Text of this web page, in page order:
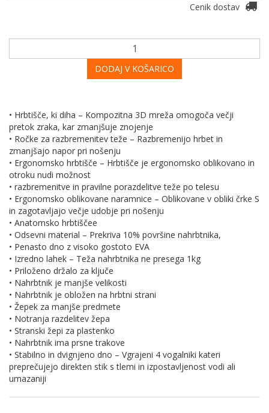
Cenik dostav
DODAJ V KOŠARICO
• Hrbtišče, ki diha – Kompozitna 3D mreža omogoča večji
pretok zraka, kar zmanjšuje znojenje
• Ročke za razbremenitev teže – Razbremenijo hrbet in
zmanjšajo napor pri nošenju
• Ergonomsko hrbtišče – Hrbtišče je ergonomsko oblikovano in
otroku nudi možnost
• razbremenitve in pravilne porazdelitve teže po telesu
• Ergonomsko oblikovane naramnice – Oblikovane v obliki črke S
in zagotavljajo večje udobje pri nošenju
• Anatomsko hrbtiščee
• Odsevni material – Prekriva 10% površine nahrbtnika,
• Penasto dno z visoko gostoto EVA
• Izredno lahek – Teža nahrbtnika ne presega 1kg
• Priloženo držalo za ključe
• Nahrbtnik je manjše velikosti
• Nahrbtnik je obložen na hrbtni strani
• Žepek za manjše predmete
• Notranja razdelitev žepa
• Stranski žepi za plastenko
• Nahrbtnik ima prsne trakove
• Stabilno in dvignjeno dno – Vgrajeni 4 vogalniki kateri
preprečujejo direkten stik s tlemi in izpostavljenost vodi ali
umazaniji